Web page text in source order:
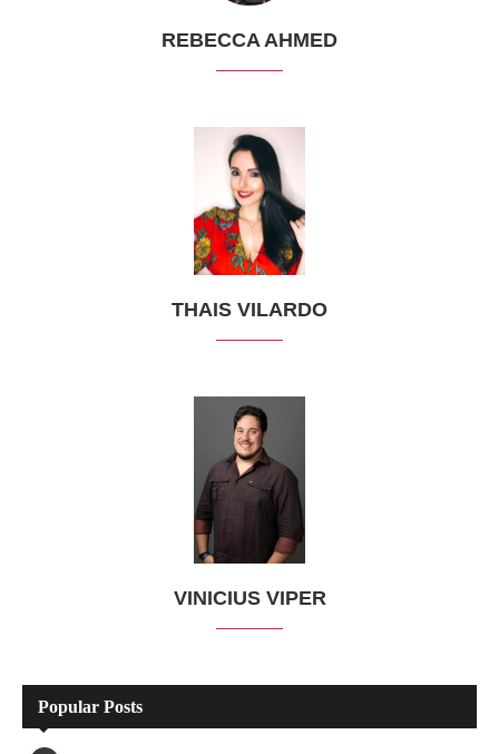
REBECCA AHMED
THAIS VILARDO
VINICIUS VIPER
Popular Posts